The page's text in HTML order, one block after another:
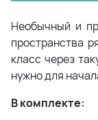
Необычный и
пространства
класс через
нужно для
В комплекте: